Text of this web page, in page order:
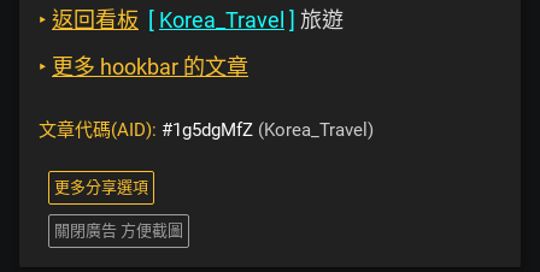
‣ 返回看板 [ Korea_Travel ] 旅遊
‣ 更多 hookbar 的文章
文章代碼(AID): #1g5dgMfZ (Korea_Travel)
更多分享選項
關閉廣告 方便截圖